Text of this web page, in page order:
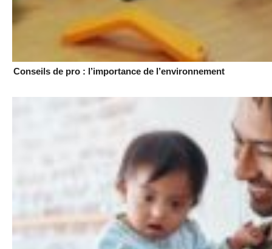
Conseils de pro : l’importance de l’environnement